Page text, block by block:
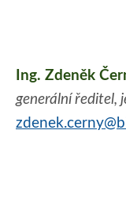
Ing. Zdeněk
generální ředitel,